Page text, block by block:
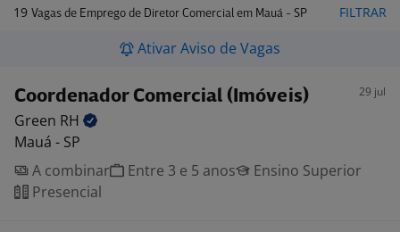
19 Vagas de Emprego de Diretor Comercial em Mauá - SP FILTRAR
Ativar Aviso de Vagas
Coordenador Comercial (Imóveis) 29 jul
Green RH
Mauá - SP
A combinar
Entre 3 e 5 anos
Ensino Superior
Presencial